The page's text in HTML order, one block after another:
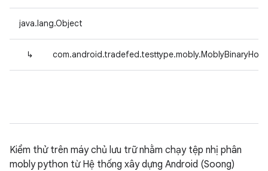
java.lang.Object
↳
Kiểm thử trên máy chủ lưu trữ nhằm chạy tệp nhị phân
mobly python từ Hệ thống xây dựng Android (Soong)